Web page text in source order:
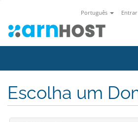
Português Entrar
Escolha um